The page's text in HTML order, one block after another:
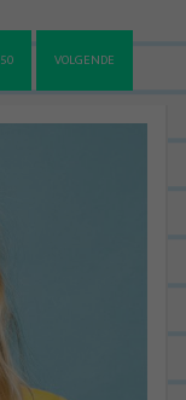
50 VOLGENDE